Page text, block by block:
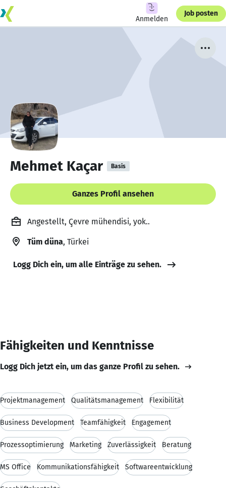
Anmelden
Job posten
Mehmet Kaçar Basis
Ganzes Profil ansehen
Angestellt, Çevre mühendisi, yok..
Tüm düna, Türkei
Logg Dich ein, um alle Einträge zu sehen.
Fähigkeiten und Kenntnisse
Logg Dich jetzt ein, um das ganze Profil zu sehen.
Projektmanagement Qualitätsmanagement Flexibilität
Business Development Teamfähigkeit Engagement
Prozessoptimierung Marketing Zuverlässigkeit Beratung
MS Office Kommunikationsfähigkeit Softwareentwicklung